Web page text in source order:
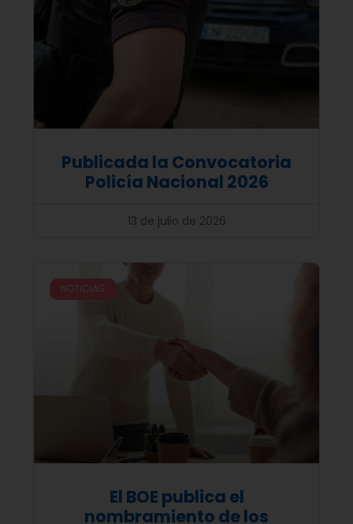
Publicada la Convocatoria
Policía Nacional 2026
13 de julio de 2026
NOTICIAS
El BOE publica el
nombramiento de los